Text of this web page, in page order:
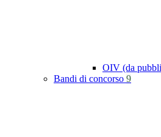
OIV (da
Bandi di concorso 9